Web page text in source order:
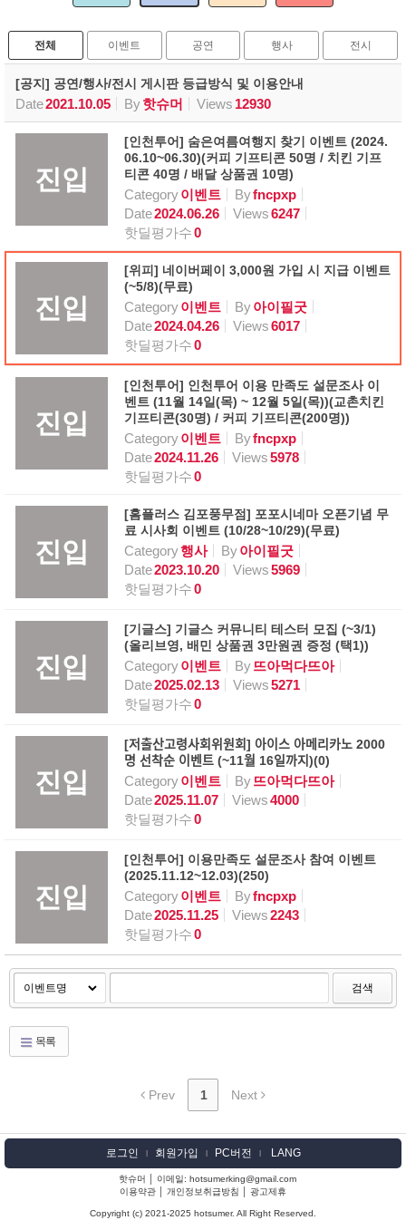
전체 이벤트 공연 행사 전시
[공지] 공연/행사/전시 게시판 등급방식 및 이용안내
Date2021.10.05 By핫슈머 Views 12930
진입
[인천투어] 숨은여름여행지 찾기 이벤트 (2024.
06.10~06.30)(커피 기프티콘 50명 / 치킨 기프
티콘 40명 / 배달 상품권 10명)
Category이벤트 Byfncpxp
Date2024.06.26 Views6247
핫딜평가수0
진입
[위피] 네이버페이 3,000원 가입 시 지급 이벤트
(~5/8)(무료)
Category이벤트 By아이필굿
Date2024.04.26 Views6017
핫딜평가수0
진입
[인천투어] 인천투어 이용 만족도 설문조사 이
벤트 (11월 14일(목) ~ 12월 5일(목))(교촌치킨
기프티콘(30명) / 커피 기프티콘(200명))
Category이벤트 Byfncpxp
Date2024.11.26 Views5978
핫딜평가수0
진입
[홈플러스 김포풍무점] 포포시네마 오픈기념 무
료 시사회 이벤트 (10/28~10/29)(무료)
Category행사 By아이필굿
Date2023.10.20 Views5969
핫딜평가수0
진입
[기글스] 기글스 커뮤니티 테스터 모집 (~3/1)
(올리브영, 배민 상품권 3만원권 증정 (택1))
Category이벤트 By뜨아먹다뜨아
Date2025.02.13 Views5271
핫딜평가수0
진입
[저출산고령사회위원회] 아이스 아메리카노 2000
명 선착순 이벤트 (~11월 16일까지)(0)
Category이벤트 By뜨아먹다뜨아
Date2025.11.07 Views4000
핫딜평가수0
진입
[인천투어] 이용만족도 설문조사 참여 이벤트
(2025.11.12~12.03)(250)
Category이벤트 Byfncpxp
Date2025.11.25 Views2243
핫딜평가수0
검색
목록
Prev 1 Next
로그인 l 회원가입 l PC버전 l LANG
핫슈머 │ 이메일: hotsumerking@gmail.com
이용약관
개인정보취급방침 광고제휴
Copyright (c) 2021-2025 hotsumer. All Right Reserved.